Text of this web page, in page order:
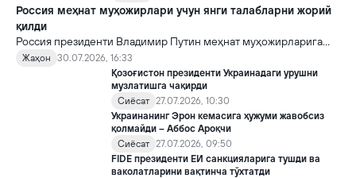
Россия меҳнат муҳожирлари учун янги талабларни жорий
қилди
Россия президенти Владимир Путин меҳнат муҳожирларига
нисбатан талабларни кучайтиришни назарда тутувчи
қонунларни имзолади.
Жаҳон
30.07.2026, 16:33
Қозоғистон президенти Украинадаги урушни
музлатишга чақирди
Сиёсат 27.07.2026, 10:30
Украинанинг Эрон кемасига ҳужуми жавобсиз
қолмайди – Аббос Ароқчи
Сиёсат 27.07.2026, 09:50
FIDE президенти ЕИ санкцияларига тушди ва
ваколатларини вақтинча тўхтатди